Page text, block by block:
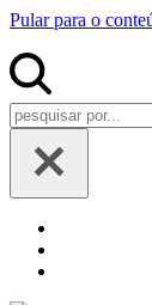
Pular para o
Pesquisar
por...